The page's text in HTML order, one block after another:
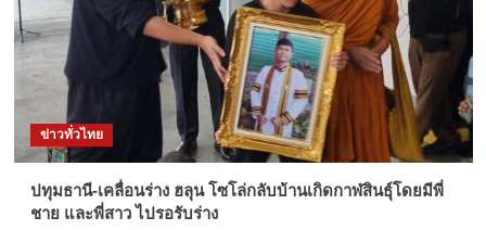
ข่าวทั่วไทย
ปทุมธานี-เคลื่อนร่าง ฮลุน โซโล่กลับบ้านเกิดกาฬสินธุ์โดยมีพี่
ชาย และพี่สาว ไปรอรับร่าง